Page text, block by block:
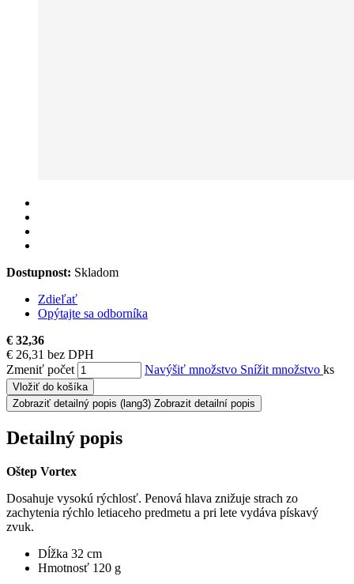
Dostupnost: Skladom
Zdieľať
Opýtajte sa odborníka
€ 32,36
€ 26,31 bez DPH
Zmeniť počet
Navýšiť množstvo Snížit množstvo ks
Vložiť do košíka
Zobraziť detailný popis (lang3) Zobrazit detailní popis
Detailný popis
Oštep Vortex​
Dosahuje vysokú rýchlosť. Penová hlava znižuje strach zo
zachytenia rýchlo letiaceho predmetu a pri lete vydáva pískavý
zvuk.
Dĺžka 32 cm
Hmotnosť 120 g